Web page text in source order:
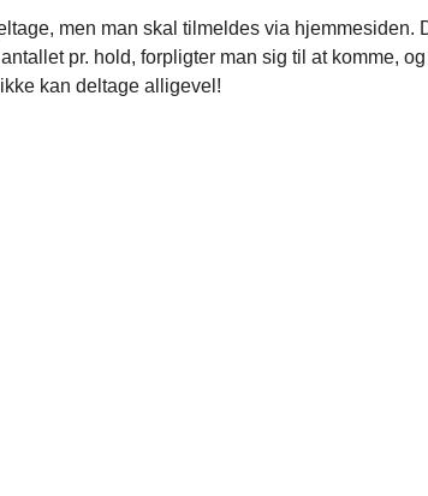
men man skal tilmeldes via hjemmesiden.
pr. hold, forpligter man sig til at komme,
kan deltage alligevel!